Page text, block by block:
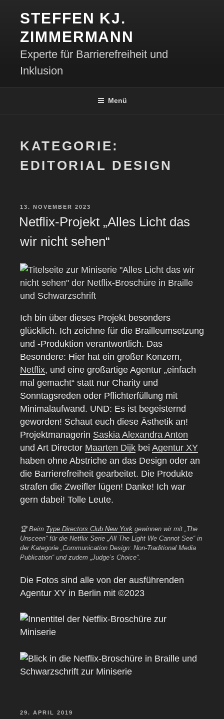
Inhalt
springen
STEFFEN KJ.
ZIMMERMANN
Experte für Barrierefreiheit und
Inklusion
Menü
KATEGORIE:
EDITORIAL DESIGN
VERÖFFENTLICHT
13. NOVEMBER 2023
Netflix-Projekt „Alles Licht das
wir nicht sehen“
Ich bin über dieses Projekt besonders
glücklich. Ich zeichne für die Brailleumsetzung
und -Produktion verantwortlich. Das
Besondere: Hier hat ein großer Konzern,
Netflix, und eine großartige Agentur „einfach
mal gemacht“ statt nur Charity und
Sonntagsreden oder Pflichterfüllung mit
Minimalaufwand. UND: Es ist begeisternd
geworden! Schaut euch diese Ästhetik an!
Projektmanagerin Saskia Alexandra Anton
und Art Director Maarten Dijk bei Agentur XY
haben ohne Abstriche an das Design oder an
die Barrierefreiheit gearbeitet. Die Produkte
strafen die Zweifler lügen! Danke! Ich war
gern dabei! Tolle Leute.
🏆 Beim Type Directors Club New York gewinnen wir mit „The
Unsceen“ für die Netflix Serie „All The Light We Cannot See“ in
der Kategorie „Communication Design: Non-Traditional Media
Publication“ und zudem „Judge’s Choice“.
Die Fotos sind alle von der ausführenden
Agentur XY in Berlin mit ©2023
VERÖFFENTLICHT
29. APRIL 2019